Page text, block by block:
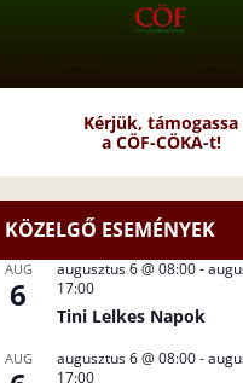
Kérjük, támogassa
a CÖF-CÖKA-t!
KÖZELGŐ ESEMÉNYEK
AUG
6
augusztus 6 @ 08:00-
17:00
Tini Lelkes Napok
AUG augusztus 6 @ 08:00-
17:00